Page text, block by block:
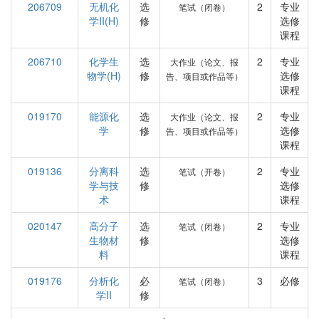
206709
无机化
学II(H)
选
修
笔试（闭卷） 2
专业
选修
课程
206710
化学生
物学(H)
选
修
大作业（论文、报
告、项目或作品等）
2
专业
选修
课程
019170
能源化
学
选
修
大作业（论文、报
告、项目或作品等）
2
专业
选修
课程
019136
分离科
学与技
术
选
修
笔试（开卷） 2
专业
选修
课程
020147
高分子
生物材
料
选
修
笔试（闭卷） 2
专业
选修
课程
019176
分析化
学II
必
修
笔试（闭卷） 3 必修